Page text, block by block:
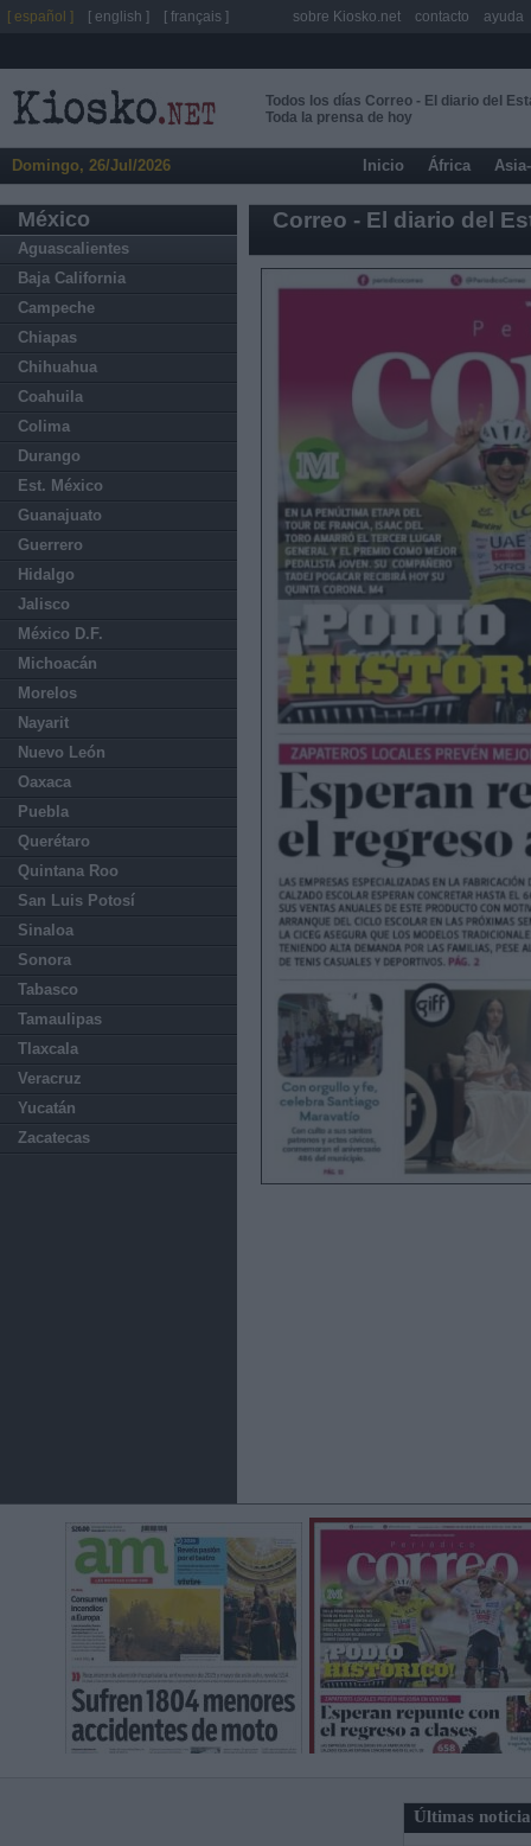
Todos los días Correo - El diario del
Toda la prensa de hoy
Domingo, 26/Jul/2026 Inicio África
México
Aguascalientes
Baja California
Campeche
Chiapas
Chihuahua
Coahuila
Colima
Durango
Est. México
Guanajuato
Guerrero
Hidalgo
Jalisco
México D.F.
Michoacán
Morelos
Nayarit
Nuevo León
Oaxaca
Puebla
Querétaro
Quintana Roo
San Luis Potosí
Sinaloa
Sonora
Tabasco
Tamaulipas
Tlaxcala
Veracruz
Yucatán
Zacatecas
Correo - El diario del
Últimas
[ español ] [ english ] [ français ] sobre Kiosko.net contacto ayuda